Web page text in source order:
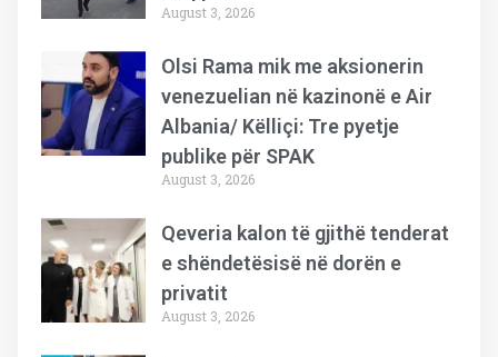
August 3, 2026
Olsi Rama mik me aksionerin
venezuelian në kazinonë e Air
Albania/ Këlliçi: Tre pyetje
publike për SPAK
August 3, 2026
Qeveria kalon të gjithë tenderat
e shëndetësisë në dorën e
privatit
August 3, 2026